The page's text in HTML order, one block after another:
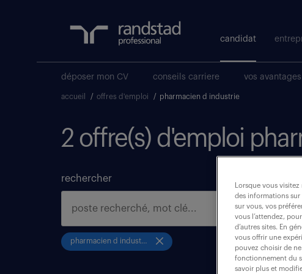
candidat
déposer mon CV conseils carriere vos avantages
accueil / offres d'emploi / pharmacien d industrie
2 offre(s) d'emploi
rechercher
pharmacien d industrie
Lorsque vous
des informations
sur vous, vos
vous l’attendez,
d’autres sites. En
vous offrir une
pouvez choisir de
fonctionnement du
savoir plus et